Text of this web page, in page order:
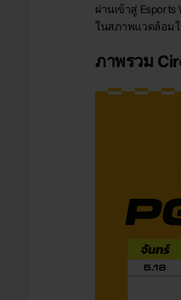
ผ่านเข้าสู่
ในสภาพแวดล้อม
ภาพรวม